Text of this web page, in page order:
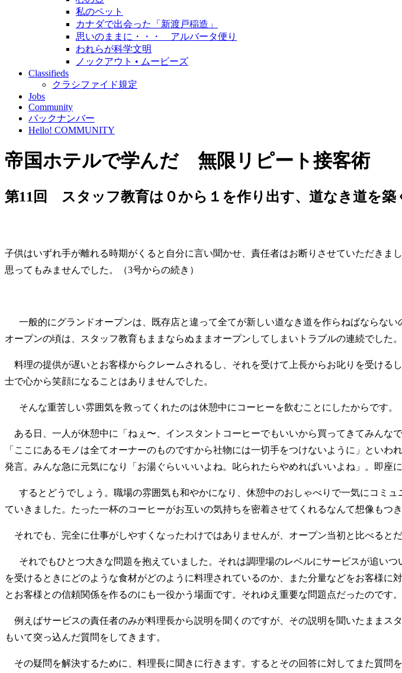
私のペット
カナダで出会った「新渡戸稲造」
思いのままに・・・ アルバータ便り
われらが科学文明
ノックアウト • ムービーズ
Classifieds
クラシファイド規定
Jobs
Community
バックナンバー
Hello! COMMUNITY
帝国ホテルで学んだ 無限リピート接客術
第11回 スタッフ教育は０から１を作り出す、道なき道を築
子供はいずれ手が離れる時期がくると自分に言い聞かせ、責任者はお断りさせていただき
思ってもみませんでした。（3号からの続き）
一般的にグランドオープンは、既存店と違って全てが新しい道なき道を作らねばならな
オープンの頃は、スタッフ教育もままならぬままオープンしてしまいトラブルの連続でした
料理の提供が遅いとお客様からクレームされるし、それを受けて上長からお叱りを受ける
士で心から笑顔になることはありませんでした。
そんな重苦しい雰囲気を救ってくれたのは休憩中にコーヒーを飲むことにしたからです。
ある日、一人が休憩中に「ねぇ〜、インスタントコーヒーでもいいから買ってきてみんな
「ここにあるモノは全てオーナーのものですから社物には一切手をつけないように」とい
発言。みんな急に元気になり「お湯ぐらいいいよね。叱られたらやめればいいよね」。即座
するとどうでしょう。職場の雰囲気も和やかになり、休憩中のおしゃべりで一気にコミ
ていきました。たった一杯のコーヒーがお互いの気持ちを密着させてくれるなんて想像もつ
それでも、完全に仕事がしやすくなったわけではありませんが、オープン当初と比べると
それでもひとつ大きな問題を抱えていました。それは調理場のレベルにサービスが追い
を受けるときにどのような食材がどのように料理されているのか、また分量などをお客様
とお客様との信頼関係を作るのにも一役かう場面です。それゆえ重要な問題点だったのです。
例えばサービスの責任者のみが料理長から説明を聞くのですが、その説明を聞いたままス
もいて突っ込んだ質問をしてきます。
その疑問を解決するために、料理長に聞きに行きます。するとその回答に対してまた質問